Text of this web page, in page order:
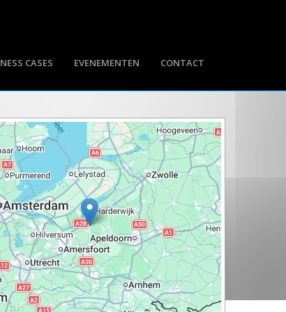
CASES EVENEMENTEN CONTACT